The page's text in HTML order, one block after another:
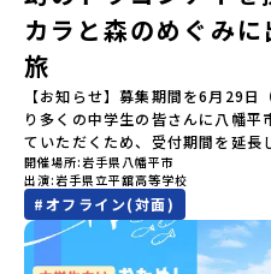
ある若者にあふれる持続可能な
ンを掲げ、2017年3月に島根県に
全国約200の高校と連携しながら
徒一人ひとりの夢や価値観に合っ
とができるシステム「地域みら
や地域活性モデルをつくり続け
域・教育魅力化プラットフォー
悠所在地：〒690-0842 島根県松
BASE2階 その他所在地公式
合わせ先担当：小川・小原E-
地域留学体験」のプログラム開催
ご登録ください♪地域みらい留学
「平取町」の内容を具体的に深掘
うえで、「平取町では具体的に
という疑問にお答えする説明会で
や、2泊3日のプログラムの中身
時： 5月7日(木) 19：00〜19：40内 容： 平取町
ろ？、プログラム詳細解説、質
mirai.jp/events/002112どちら
「はじめての一人旅だけど大丈夫
そんな保護者様の不安や、中学生
フが直接お答えします。チャット
自宅からリラックスしてご参加
確認ください・参加規約への同
れ合おう「ランチ/お土産タイム
了-とかち帯広空港には15：00頃
加人数によってプログラムを変更
【開催場所】北海道大樹町（たい
(火)〜 7月30日(木)※参加が確定
20：00に「参加者向け事前オン
す。必ず参加をお願いします。
13：00 とかち帯広空港※13：00
便で手配ください。【解散場所
ち帯広空港※16：00以降にとか
さい。【対象】中学2年生、中学3
ステイ住宅※1室に複数(同性2～4
でモノをつくる時間を体験。金属
で形をつくったり。プロの機械
&quot;でモノづくりにチャレン
けとうろう）」を作って灯りをと
りダイブしたり、全国から集ま
たちとワイワイBBQや夕ごはん
ちょっとドキドキするけど、楽
出水市の冒険に飛び込んでみませ
験プログラム内容（予定）＜1日
ン・自己紹介ワーク」「みんな
に飛び込む！海を満喫しよう！「
会」＜2日目＞（AM）「出水工
カラと森のめぐみ
旅
【お知らせ】募集期間を6月29
り多くの中学生の皆さんに八幡
ていただくため、受付期間を延長
「申し込みのタイミングを逃して
にぜひ一歩踏み出してみませんか
場合がございます。お早目にご応
無料＞緑があふれる大自然の町へ
然×アートの融合体験」や「自
開催場所 岩手県八幡平市
出演 岩手県立平舘高等学校
#オフライン(対面)